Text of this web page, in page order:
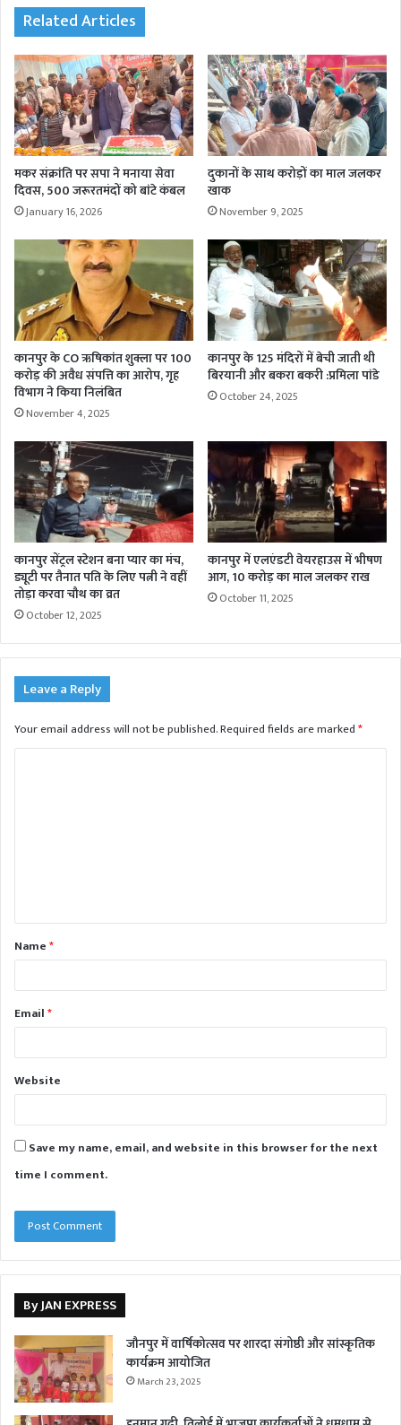
Related Articles
मकर संक्रांति पर सपा ने मनाया सेवा
दिवस, 500 जरूरतमंदों को बांटे कंबल
January 16, 2026
दुकानों के साथ करोड़ों का माल जलकर
खाक
November 9, 2025
कानपुर के CO ऋषिकांत शुक्ला पर 100
करोड़ की अवैध संपत्ति का आरोप, गृह
विभाग ने किया निलंबित
November 4, 2025
कानपुर के 125 मंदिरों में बेची जाती थी
बिरयानी और बकरा बकरी :प्रमिला पांडे
October 24, 2025
कानपुर सेंट्रल स्टेशन बना प्यार का मंच,
ड्यूटी पर तैनात पति के लिए पत्नी ने वहीं
तोड़ा करवा चौथ का व्रत
October 12, 2025
कानपुर में एलएंडटी वेयरहाउस में भीषण
आग, 10 करोड़ का माल जलकर राख
October 11, 2025
Leave a Reply
Your email address will not be published.Required fields are marked*
t
*Name*
Email*
Website
Save my name, email, and website in this browser for the next
time I comment.
By JAN EXPRESS
जौनपुर में वार्षिकोत्सव पर शारदा संगोष्ठी और सांस्कृतिक
कार्यक्रम आयोजित
March 23, 2025